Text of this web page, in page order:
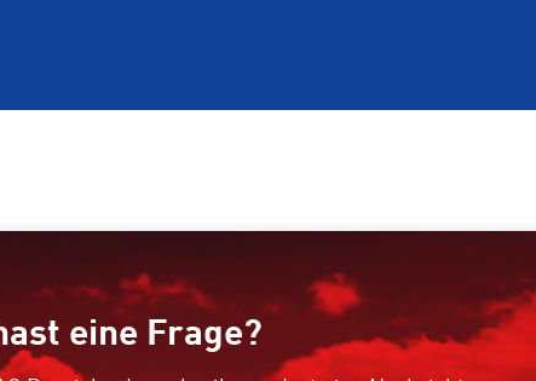
eine Frage?